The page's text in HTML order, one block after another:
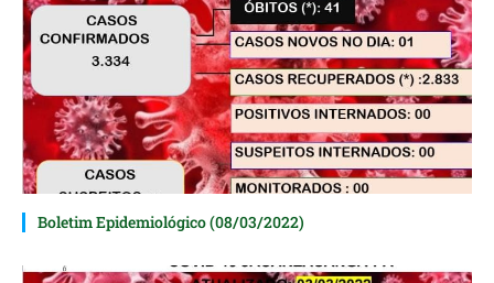
Boletim Epidemiológico (08/03/2022)